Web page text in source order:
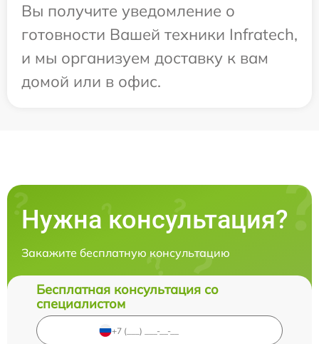
Вы получите уведомление о
готовности Вашей техники Infratech,
и мы организуем доставку к вам
домой или в офис.
Нужна консультация?
Закажите бесплатную консультацию
Бесплатная консультация со
специалистом